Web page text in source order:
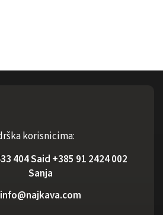
korisnicima:
404 Said +385 91 2424 002
Sanja
info@najkava.com